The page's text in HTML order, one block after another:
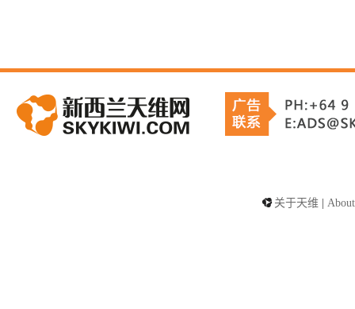
关于天维